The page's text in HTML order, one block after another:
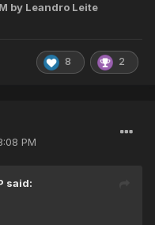
by Leandro Leite
8 2
PM
said: